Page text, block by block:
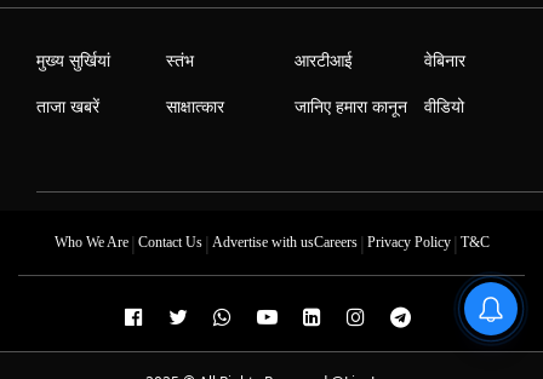
मुख्य सुर्खियां
ताजा खबरें
स्तंभ
साक्षात्कार
आरटीआई
जानिए हमारा कानून
वेबिनार
वीडियो
Who We Are| Contact Us| Advertise with usCareers| Privacy Policy| T&C